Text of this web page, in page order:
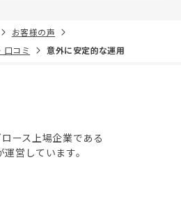
お客様の声
口コミ
意外に安定的な運用
ース上場企業である
営しています。